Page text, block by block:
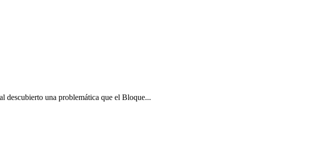
descubierto una problemática que el Bloque...